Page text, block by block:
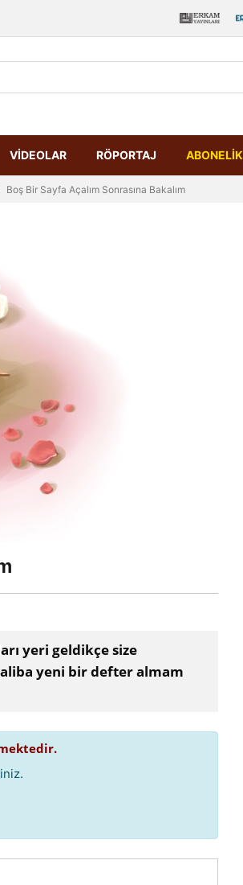
VİDEOLAR RÖPORTAJ ABONELİK
Boş Bir Sayfa Açalım Sonrasına Bakalım
yeri geldikçe size
yeni bir defter almam